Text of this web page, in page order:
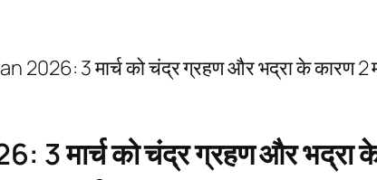
2026: 3 मार्च को चंद्र ग्रहण और भद्रा के कारण 2
मार्च को चंद्र ग्रहण और भद्रा के